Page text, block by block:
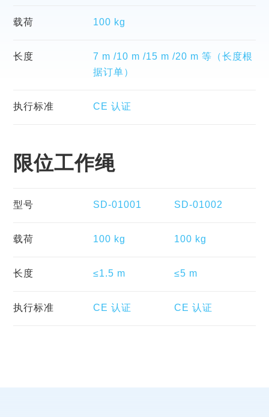
载荷 100 kg
长度
7 m /10 m /15 m /20 m 等（长度根
据订单）
执行标准 CE 认证
限位工作绳
型号 SD-01001 SD-01002
载荷 100 kg 100 kg
长度 ≤1.5 m ≤5 m
执行标准 CE 认证 CE 认证